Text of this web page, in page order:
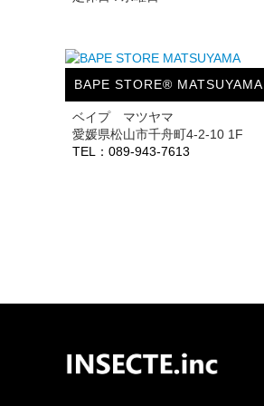
BAPE STORE® MATSUYAMA
ベイプ マツヤマ
愛媛県松山市千舟町4-2-10 1F
TEL：089-943-7613